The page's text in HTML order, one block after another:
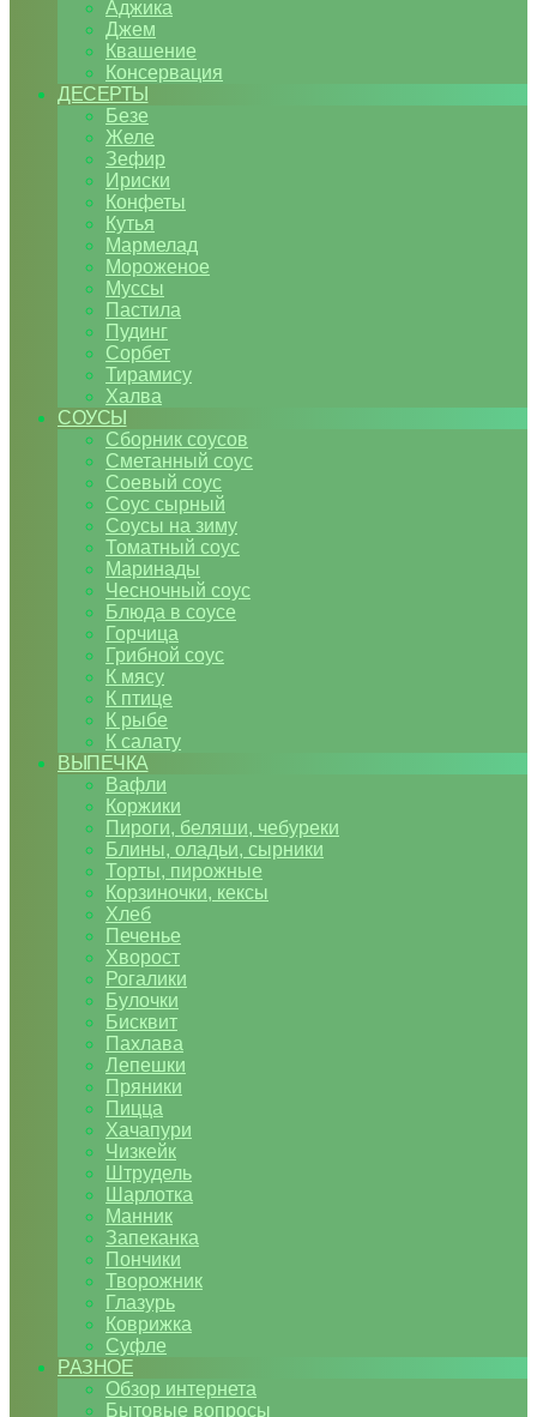
Аджика
Джем
Квашение
Консервация
ДЕСЕРТЫ
Безе
Желе
Зефир
Ириски
Конфеты
Кутья
Мармелад
Мороженое
Муссы
Пастила
Пудинг
Сорбет
Тирамису
Халва
СОУСЫ
Сборник соусов
Сметанный соус
Соевый соус
Соус сырный
Соусы на зиму
Томатный соус
Маринады
Чесночный соус
Блюда в соусе
Горчица
Грибной соус
К мясу
К птице
К рыбе
К салату
ВЫПЕЧКА
Вафли
Коржики
Пироги, беляши, чебуреки
Блины, оладьи, сырники
Торты, пирожные
Корзиночки, кексы
Хлеб
Печенье
Хворост
Рогалики
Булочки
Бисквит
Пахлава
Лепешки
Пряники
Пицца
Хачапури
Чизкейк
Штрудель
Шарлотка
Манник
Запеканка
Пончики
Творожник
Глазурь
Коврижка
Суфле
РАЗНОЕ
Обзор интернета
Бытовые вопросы